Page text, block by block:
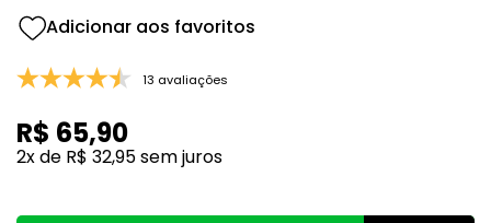
13 avaliações
R$ 65,90
2x de R$ 32,95sem juros